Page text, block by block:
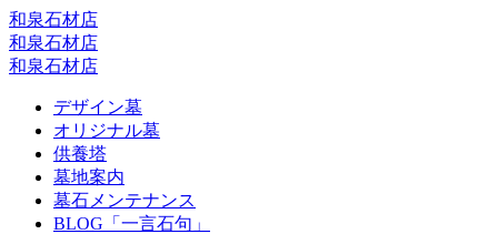
和泉石材店
和泉石材店
和泉石材店
デザイン墓
オリジナル墓
供養塔
墓地案内
墓石メンテナンス
BLOG「一言石句」